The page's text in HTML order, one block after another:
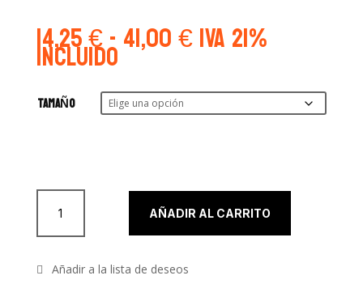
14,25€-41,00€Rango
de
desde
14,25 €
hasta
IVA 21%
Incluido
TAMAÑO
FIXING SPRAY de Kryolan cantidad
AÑADIR AL CARRITO